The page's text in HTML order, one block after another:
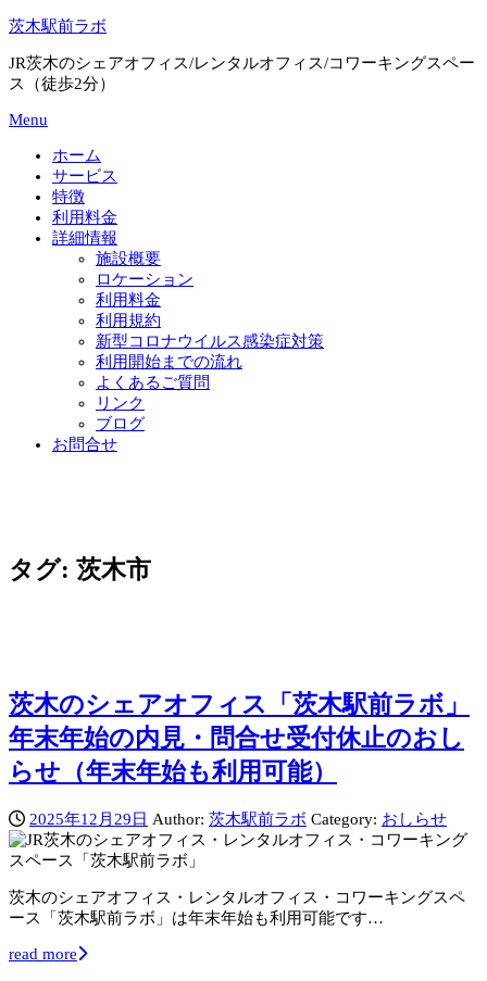
Skip
content
茨木駅前ラボ
JR茨木のシェアオフィス/レンタルオフィス/コワーキングスペー
ス（徒歩2分）
Menu
ホーム
サービス
特徴
利用料金
詳細情報
施設概要
ロケーション
利用料金
利用規約
新型コロナウイルス感染症対策
利用開始までの流れ
よくあるご質問
リンク
ブログ
お問合せ
タグ: 茨木市
茨木のシェアオフィス「茨木駅前ラボ」
年末年始の内見・問合せ受付休止のおし
らせ（年末年始も利用可能）
2025年12月29日 Author: 茨木駅前ラボ Category: おしらせ
茨木のシェアオフィス・レンタルオフィス・コワーキングスペ
ース「茨木駅前ラボ」は年末年始も利用可能です…
read more